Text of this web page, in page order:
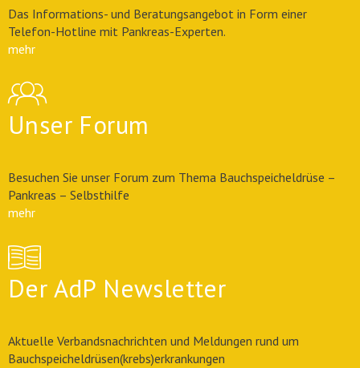
Das Informations- und Beratungsangebot in Form einer
Telefon-Hotline mit Pankreas-Experten.
mehr
Unser Forum
Besuchen Sie unser Forum zum Thema Bauchspeicheldrüse –
Pankreas – Selbsthilfe
mehr
Der AdP Newsletter
Aktuelle Verbandsnachrichten und Meldungen rund um
Bauchspeicheldrüsen(krebs)erkrankungen